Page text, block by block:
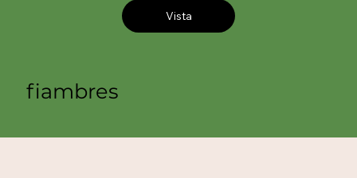
Vista
fiambres